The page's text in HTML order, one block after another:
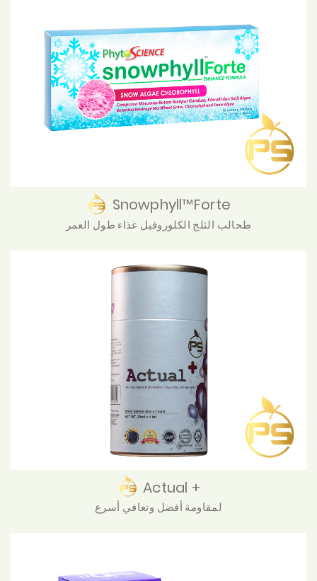
Snowphyll™Forte
طحالب الثلج الكلوروفيل غذاء طول العمر
Actual +
لمقاومة أفضل وتعافي أسرع